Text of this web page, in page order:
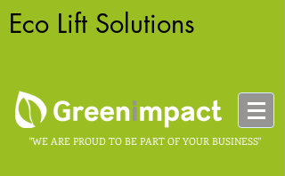
Eco Lift Solutions
"WE ARE PROUD TO BE PART OF YOUR BUSINESS"